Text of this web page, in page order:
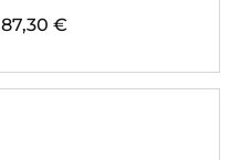
87,30 €